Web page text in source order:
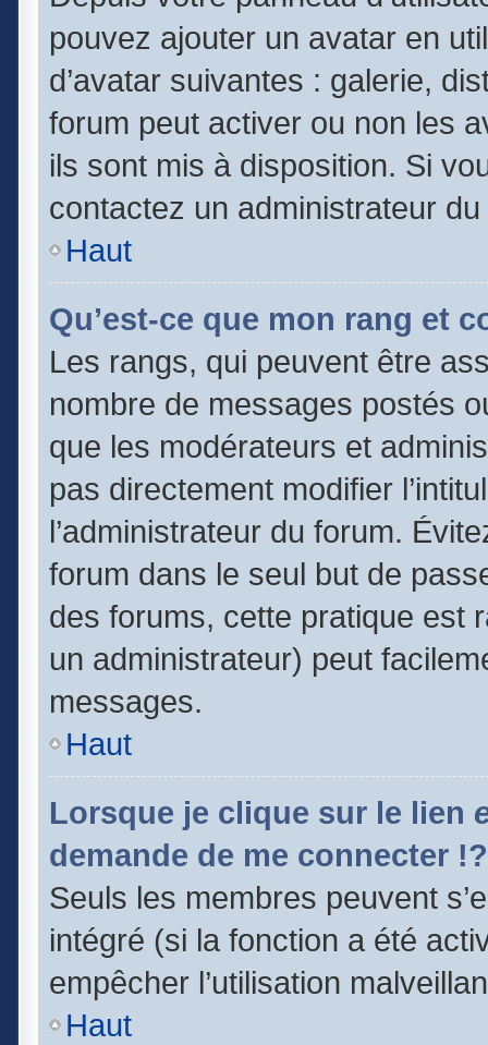
pouvez ajouter un avatar en
d’avatar suivantes : galerie,
forum peut activer ou non les
ils sont mis à disposition. Si
contactez un administrateur
Haut
Qu’est-ce que mon rang et
Les rangs, qui peuvent être
nombre de messages postés
que les modérateurs et
pas directement modifier
l’administrateur du forum.
forum dans le seul but de
des forums, cette pratique est
un administrateur) peut
messages.
Haut
Lorsque je clique sur le lien
demande de me connecter !?
Seuls les membres peuvent
intégré (si la fonction a été
empêcher l’utilisation
Haut